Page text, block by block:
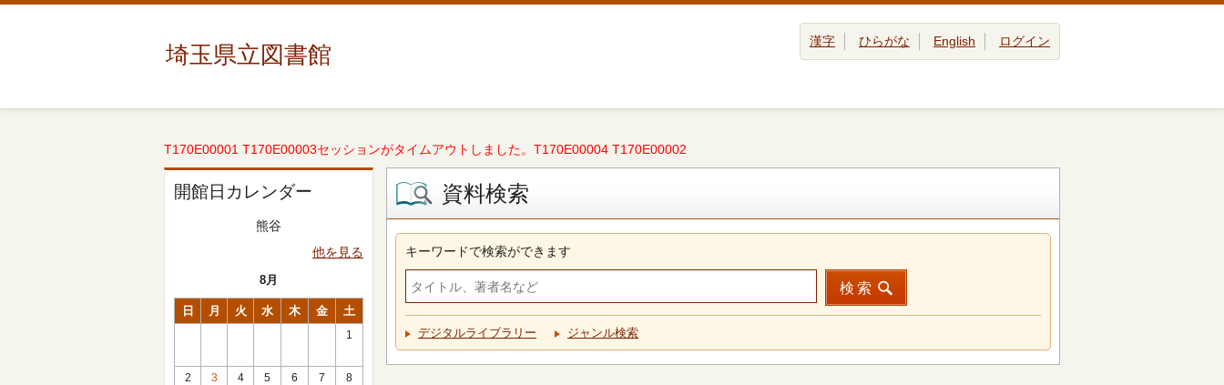
埼玉県立図書館 漢字 ひらがな English ログイン
T170E00001 T170E00003セッションがタイムアウトしました。T170E00004 T170E00002
開館日カレンダー
熊谷
他を見る
8月
日 月 火 水 木 金 土
1
2
3
4 5 6 7 8
資料検索
キーワードで検索ができます
検索
デジタルライブラリー ジャンル検索